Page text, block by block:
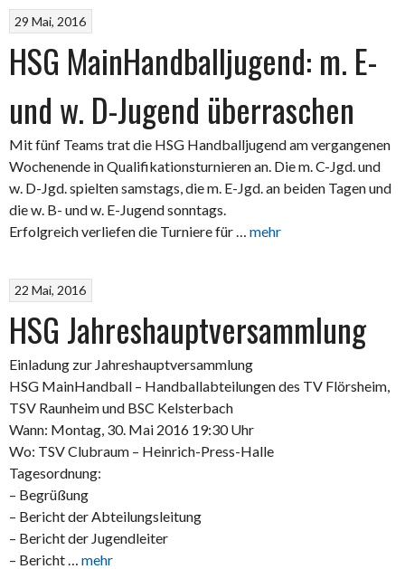
29 Mai, 2016
HSG MainHandballjugend: m. E-
und w. D-Jugend überraschen
Mit fünf Teams trat die HSG Handballjugend am vergangenen
Wochenende in Qualifikationsturnieren an. Die m. C-Jgd. und
w. D-Jgd. spielten samstags, die m. E-Jgd. an beiden Tagen und
die w. B- und w. E-Jugend sonntags.
Erfolgreich verliefen die Turniere für … mehr
22 Mai, 2016
HSG Jahreshauptversammlung
Einladung zur Jahreshauptversammlung
HSG MainHandball – Handballabteilungen des TV Flörsheim,
TSV Raunheim und BSC Kelsterbach
Wann: Montag, 30. Mai 2016 19:30 Uhr
Wo: TSV Clubraum – Heinrich-Press-Halle
Tagesordnung:
– Begrüßung
– Bericht der Abteilungsleitung
– Bericht der Jugendleiter
– Bericht … mehr